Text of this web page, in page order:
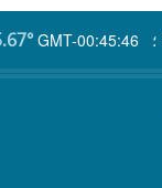
GMT-00:45:46 ؛